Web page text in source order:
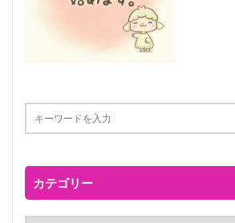
カテゴリー